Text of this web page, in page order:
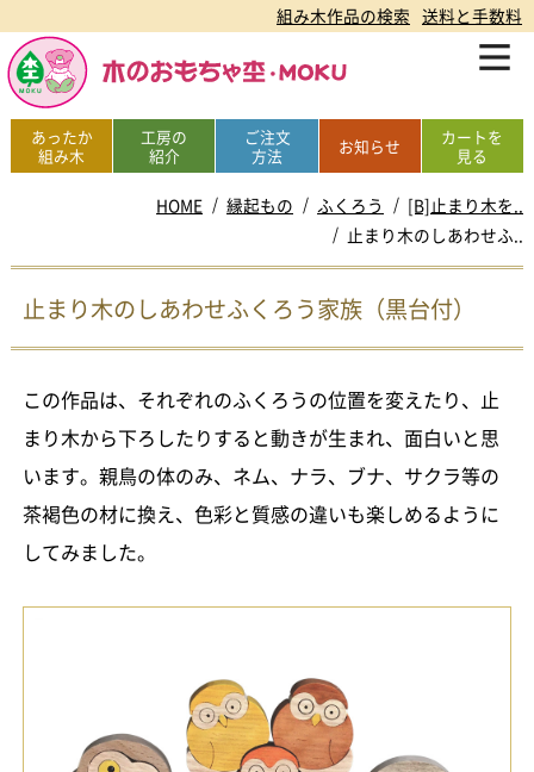
組み木作品の検索 送料と手数料
あったか
組み木
工房の
紹介
ご注文
方法
お知らせ
カートを
見る
HOME 縁起もの ふくろう
[B]止まり木を..
止まり木のしあわせふ..
止まり木のしあわせふくろう家族（黒台付）
この作品は、それぞれのふくろうの位置を変えたり、止
まり木から下ろしたりすると動きが生まれ、面白いと思
います。親鳥の体のみ、ネム、ナラ、ブナ、サクラ等の
茶褐色の材に換え、色彩と質感の違いも楽しめるように
してみました。